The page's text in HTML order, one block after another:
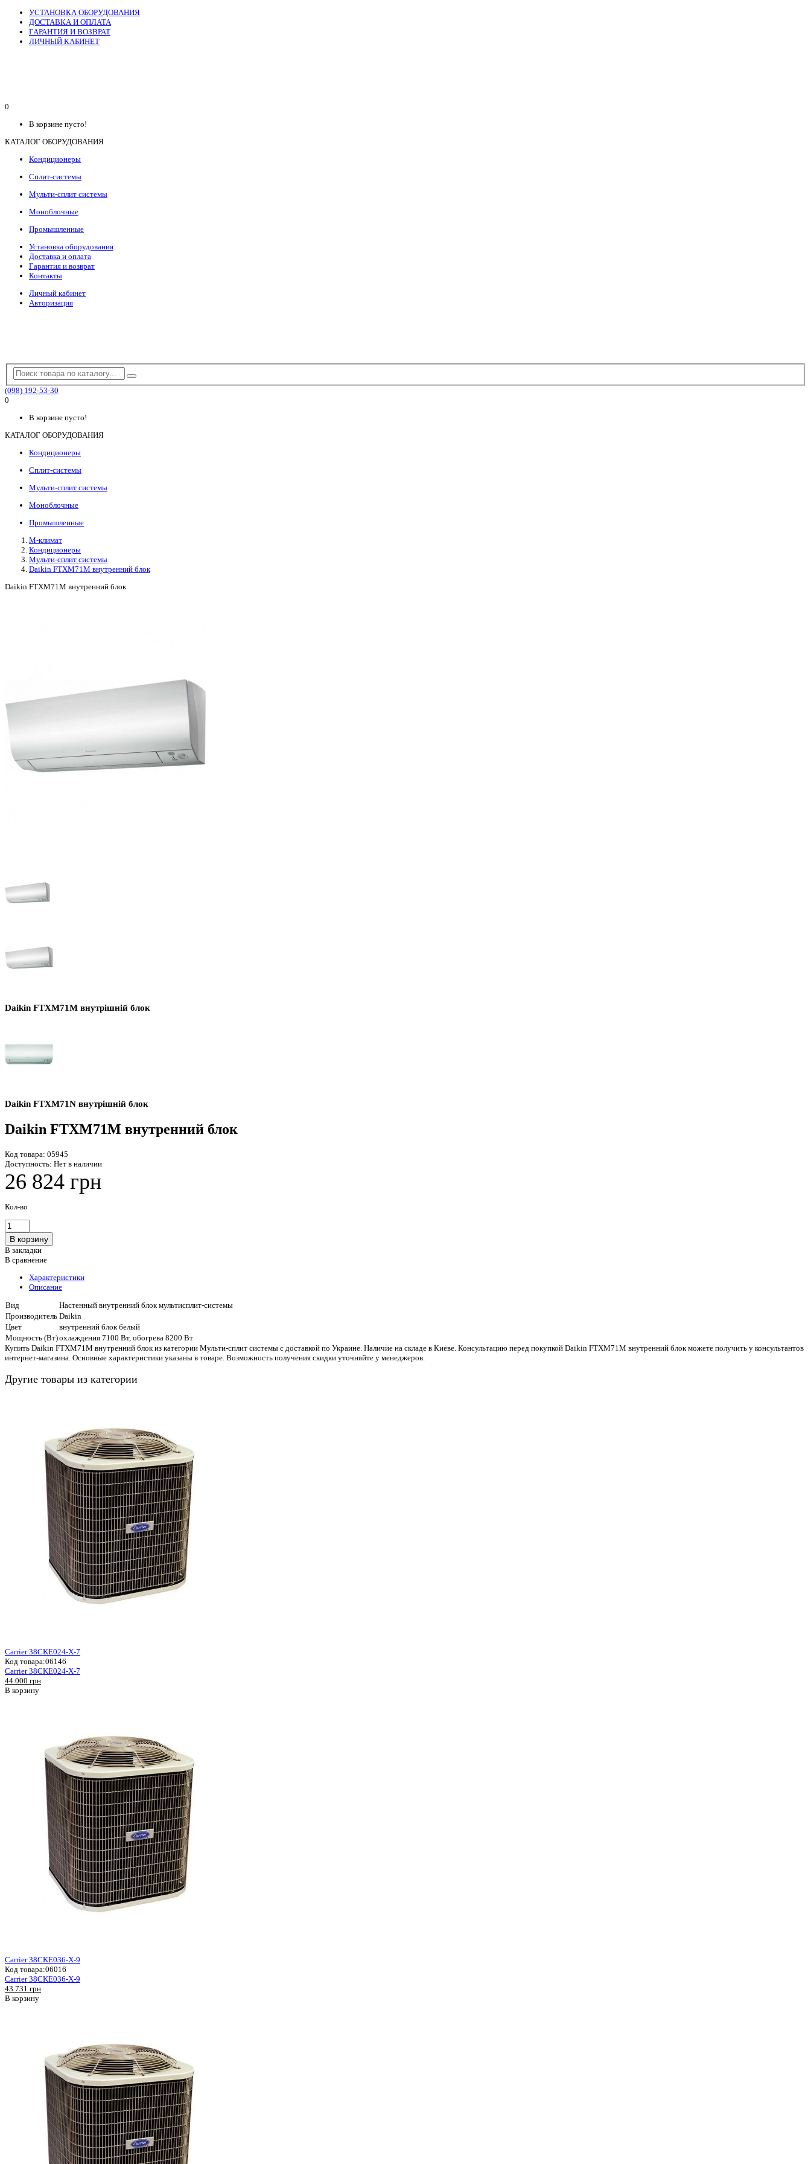
УСТАНОВКА ОБОРУДОВАНИЯ
ДОСТАВКА И ОПЛАТА
ГАРАНТИЯ И ВОЗВРАТ
ЛИЧНЫЙ КАБИНЕТ
0
В корзине пусто!
КАТАЛОГ ОБОРУДОВАНИЯ
Кондиционеры
Сплит-системы
Мульти-сплит системы
Моноблочные
Промышленные
Установка оборудования
Доставка и оплата
Гарантия и возврат
Контакты
Личный кабинет
Авторизация
(098) 192-53-30
0
В корзине пусто!
КАТАЛОГ ОБОРУДОВАНИЯ
Кондиционеры
Сплит-системы
Мульти-сплит системы
Моноблочные
Промышленные
М-климат
Кондиционеры
Мульти-сплит системы
Daikin FTXM71M внутренний блок
Daikin FTXM71M внутренний блок
Daikin FTXM71M внутрішній блок
Daikin FTXM71N внутрішній блок
Daikin FTXM71M внутренний блок
Код товара: 05945
Доступность: Нет в наличии
26 824 грн
Кол-во
В закладки
В сравнение
Характеристики
Описание
Вид
Настенный внутренний блок мультисплит-системы
Производитель Daikin
Цвет
внутренний блок белый
Мощность (Вт)охлаждения 7100 Вт, обогрева 8200 Вт
Купить Daikin FTXM71M внутренний блок из категории Мульти-сплит системы с доставкой по Украине. Наличие на складе в Киеве. Консультацию перед покупкой Daikin FTXM71M внутренний блок можете получить у консультантов
интернет-магазина. Основные характеристики указаны в товаре. Возможность получения скидки уточняйте у менеджеров.
Другие товары из категории
Carrier 38CKE024-X-7
Код товара:06146
Carrier 38CKE024-X-7
44 000 грн
В корзину
Carrier 38CKE036-X-9
Код товара:06016
Carrier 38CKE036-X-9
43 731 грн
В корзину